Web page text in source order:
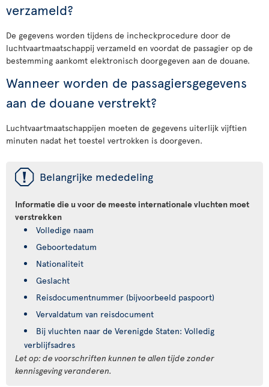
verzameld?
De gegevens worden tijdens de incheckprocedure door de
luchtvaartmaatschappij verzameld en voordat de passagier op de
bestemming aankomt elektronisch doorgegeven aan de douane.
Wanneer worden de passagiersgegevens
aan de douane verstrekt?
Luchtvaartmaatschappijen moeten de gegevens uiterlijk vijftien
minuten nadat het toestel vertrokken is doorgeven.
ü Belangrijke mededeling
Informatie die u voor de meeste internationale vluchten moet
verstrekken
Volledige naam
Geboortedatum
Nationaliteit
Geslacht
Reisdocumentnummer (bijvoorbeeld paspoort)
Vervaldatum van reisdocument
Bij vluchten naar de Verenigde Staten: Volledig
verblijfsadres
Let op: de voorschriften kunnen te allen tijde zonder
kennisgeving veranderen.